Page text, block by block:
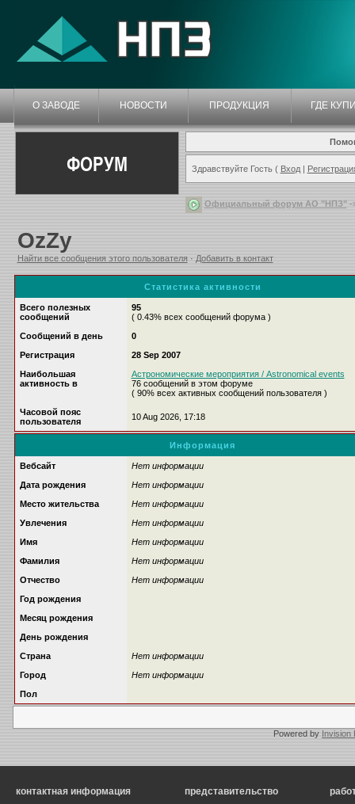
О ЗАВОДЕ НОВОСТИ ПРОДУКЦИЯ ГДЕ
ФОРУМ Здравствуйте Гость ( Вход|
Официальный форум АО "НПЗ"-
OzZy
Найти все сообщения этого пользователя· Добавить в контакт
Статистика активности
Всего полезных
сообщений
95
( 0.43% всех сообщений форума )
Сообщений в день
0
Регистрация
28 Sep 2007
Наибольшая
активность в
Астрономические мероприятия / Astronomical events
76 сообщений в этом форуме
( 90% всех активных сообщений пользователя )
Часовой пояс
пользователя
10 Aug 2026, 17:18
Информация
Вебсайт
Нет информации
Дата рождения
Нет информации
Место жительства
Нет информации
Увлечения
Нет информации
Имя
Нет информации
Фамилия
Нет информации
Отчество
Нет информации
Год рождения
Месяц рождения
День рождения
Страна
Нет информации
Город
Нет информации
Пол
Powered by Invision
контактная информация представительство